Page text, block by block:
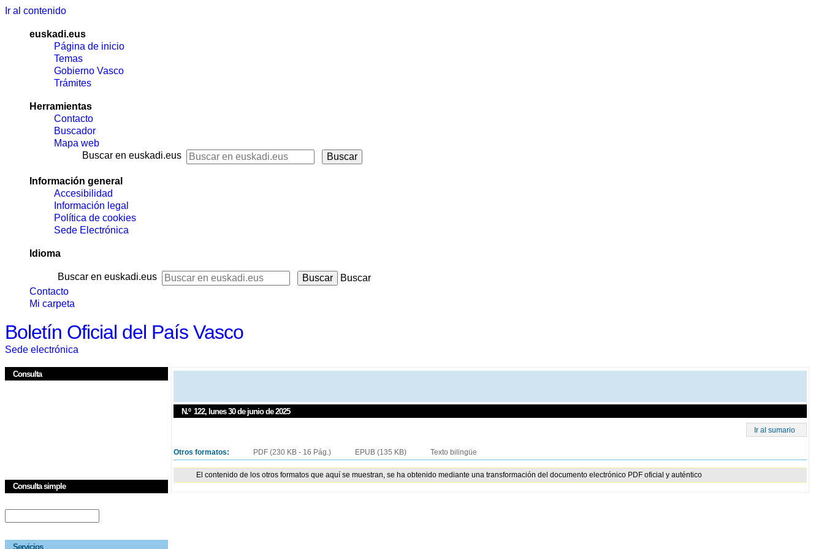
Ir al contenido
euskadi.eus
Página de inicio
Temas
Gobierno Vasco
Trámites
Herramientas
Contacto
Buscador
Mapa web
Buscar en euskadi.eus
Información general
Accesibilidad
Información legal
Política de cookies
Sede Electrónica
Idioma
Buscar en euskadi.eus
Buscar
Contacto
Mi carpeta
Boletín Oficial del País Vasco
Sede electrónica
Consulta
Consulta simple
Servicios
N.º 122, lunes 30 de junio de 2025
Ir al sumario
Otros formatos: PDF (230 KB - 16 Pág.) EPUB (135 KB) Texto bilingüe
El contenido de los otros formatos que aquí se muestran, se ha obtenido mediante una transformación del documento electrónico PDF oficial y auténtico